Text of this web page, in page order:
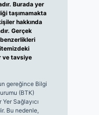
Burada yer
taşımamakta
hakkında
Gerçek
ve tavsiye
gereğince Bilgi
(BTK)
Sağlayıcı
Bu nedenle,